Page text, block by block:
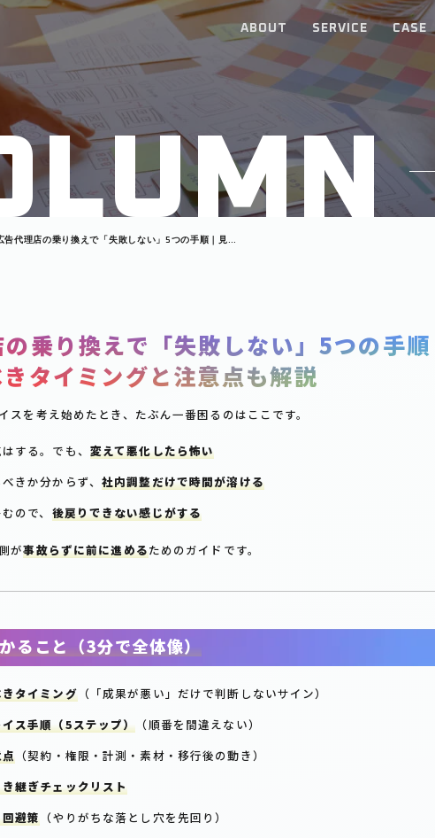
ABOUT SERVICE CASE
LUMN
告代理店の乗り換えで「失敗しない」5つの手順｜見直
乗り換えで「失敗しない」5つの手順
きタイミングと注意点も解説
スを考え始めたとき、たぶん一番困るのはここです。
する。でも、 変えて悪化したら怖い
きか分からず、社内調整だけで時間が溶ける
ので、 後戻りできない感じがする
が事故らずに前に進めるためのガイドです。
ること（3分で全体像）
タイミング （「成果が悪い」だけで判断しないサイン）
ス手順（5ステップ）
（順番を間違えない）
（契約・権限・計測・素材・移行後の動き）
継ぎチェックリスト
避策 （やりがちな落とし穴を先回り）